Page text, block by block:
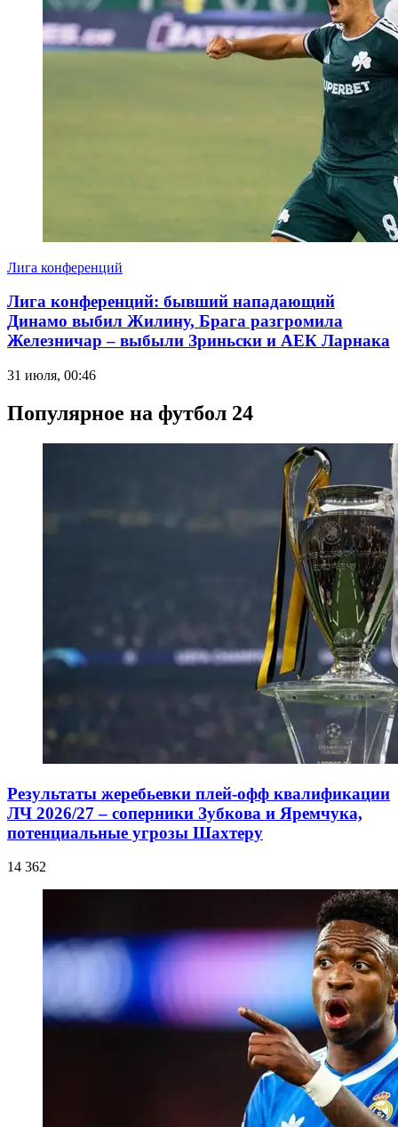
Лига конференций
Лига конференций: бывший нападающий
Динамо выбил Жилину, Брага разгромила
Железничар – выбыли Зриньски и АЕК Ларнака
31 июля, 00:46
Популярное на футбол 24
Результаты жеребьевки плей-офф квалификации
ЛЧ 2026/27 – соперники Зубкова и Яремчука,
потенциальные угрозы Шахтеру
14 362